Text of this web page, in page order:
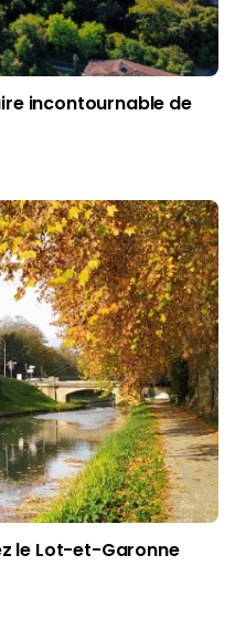
incontournable de
le Lot-et-Garonne